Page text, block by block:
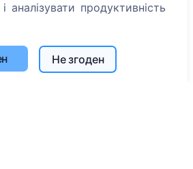
LV40103618951
371 29144816
продуктивність
Не згоден